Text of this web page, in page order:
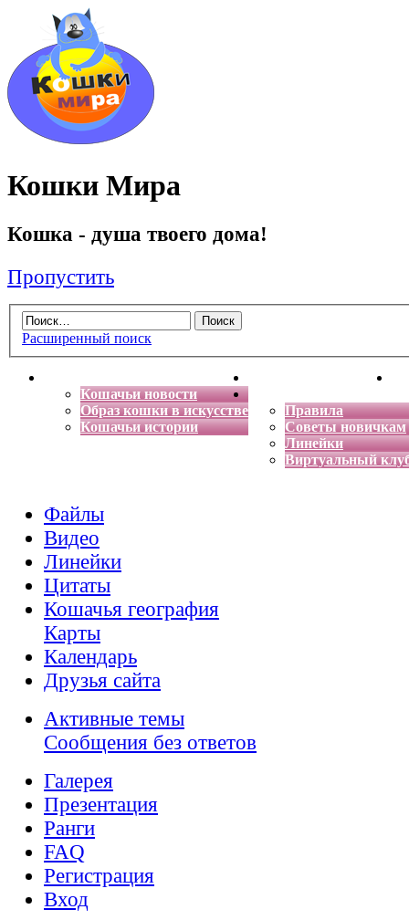
Кошки Мира
Кошка - душа твоего дома!
Пропустить
Расширенный поиск
Кошачьи новости
Образ кошки в искусстве
Кошачьи истории
Энциклопедия кошек
Правила
Советы новичкам
Линейки
Виртуальный
Файлы
Видео
Линейки
Цитаты
Кошачья география
Карты
Календарь
Друзья сайта
Активные темы
Сообщения без ответов
Галерея
Презентация
Ранги
FAQ
Регистрация
Вход